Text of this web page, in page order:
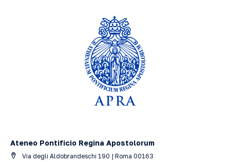
Ateneo Pontificio Regina Apostolorum
Via degli Aldobrandeschi 190 | Roma 00163